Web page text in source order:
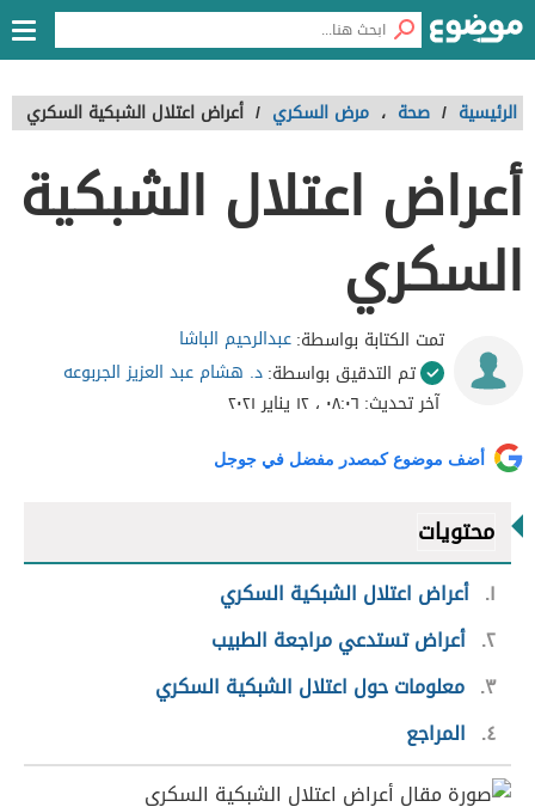
الرئيسية / صحة ، مرض السكري / أعراض اعتلال الشبكية السكري
أعراض اعتلال الشبكية
السكري
تمت الكتابة بواسطة:عبدالرحيم الباشا
تم التدقيق بواسطة:د. هشام عبد العزيز الجربوعه
آخر تحديث: ٠٨:٠٦ ، ١٢ يناير ٢٠٢١
أضف موضوع كمصدر مفضل في جوجل
محتويات
١ أعراض اعتلال الشبكية السكري
٢ أعراض تستدعي مراجعة الطبيب
٣ معلومات حول اعتلال الشبكية السكري
٤
المراجع